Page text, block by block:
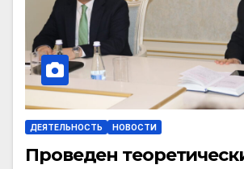
ДЕЯТЕЛЬНОСТЬ НОВОСТИ
Проведен